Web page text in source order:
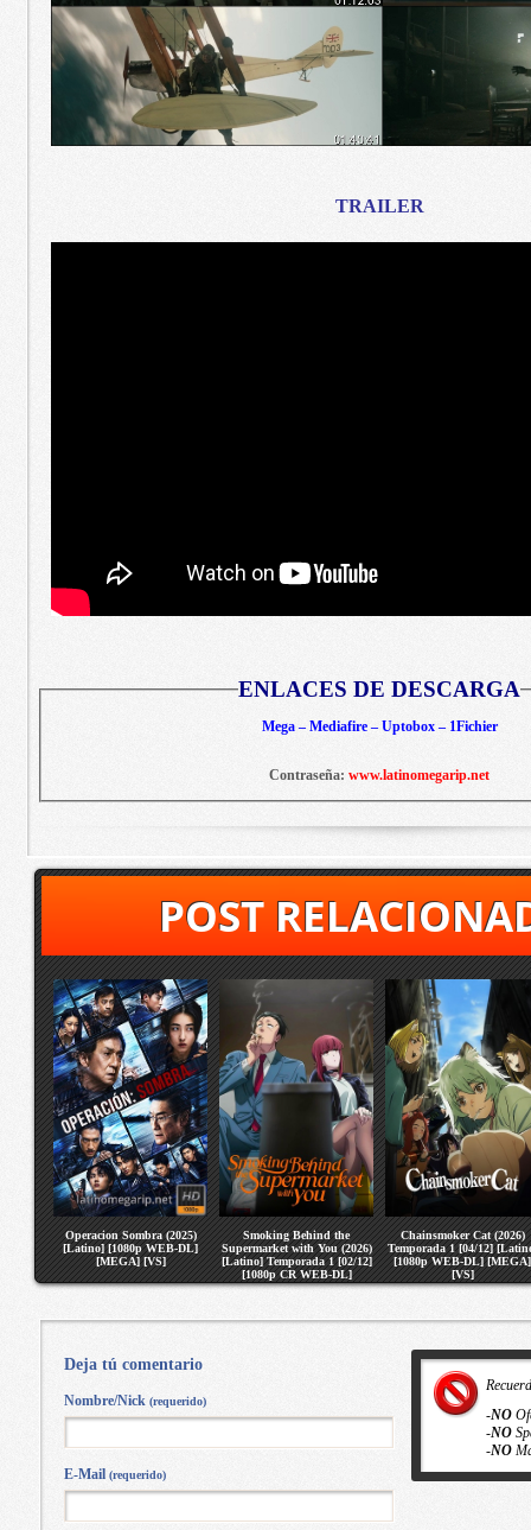
TRAILER
ENLACES DE DESCARGA
Mega – Mediafire – Uptobox – 1Fichier
Contraseña: www.latinomegarip.net
POST
Operacion Sombra (2025)
[Latino] [1080p WEB-DL]
[MEGA] [VS]
Smoking Behind the
Supermarket with You (2026)
[Latino] Temporada 1 [02/12]
[1080p CR WEB-DL]
[MEGA] [VS]
Chainsmoker Cat (2026)
Temporada 1 [04/12]
[1080p WEB-DL] [MEGA]
[VS]
-NO
-NO
-NO
Deja tú comentario
Nombre/Nick (requerido)
E-Mail (requerido)